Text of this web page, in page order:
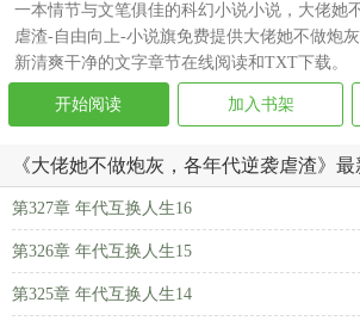
一本情节与文笔俱佳的科幻小说小说，大佬她
虐渣-自由向上-小说旗免费提供大佬她不做炮
新清爽干净的文字章节在线阅读和TXT下载。
开始阅读 加入书架
《大佬她不做炮灰，各年代逆袭虐渣》
第327章 年代互换人生16
第326章 年代互换人生15
第325章 年代互换人生14